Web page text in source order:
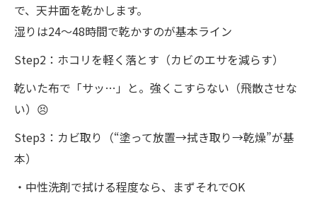
で、天井面を乾かします。
湿りは24〜48時間で乾かすのが基本ライン
Step2：ホコリを軽く落とす（カビのエサを減らす）
乾いた布で「サッ…」と。強くこすらない（飛散させな
い）😣
Step3：カビ取り（“塗って放置→拭き取り→乾燥”が基
本）
・中性洗剤で拭ける程度なら、まずそれでOK